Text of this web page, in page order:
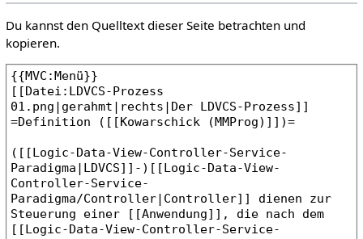
Du kannst den Quelltext dieser Seite betrachten und
kopieren.